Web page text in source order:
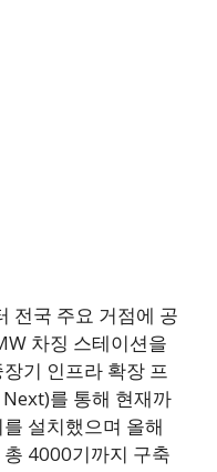
전국 주요 거점에 공
차징 스테이션을
기 인프라 확장 프
를 통해 현재까
설치했으며 올해
4000기까지 구축